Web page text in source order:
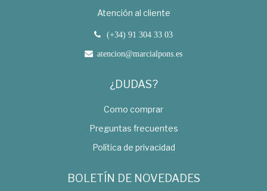
Atención al cliente
(+34) 91 304 33 03
atencion@marcialpons.es
¿DUDAS?
Como comprar
Preguntas frecuentes
Política de privacidad
BOLETÍN DE NOVEDADES